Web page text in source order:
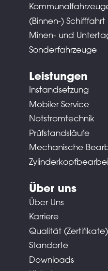
(Binnen-) Schifffahrt
Minen- und
Sonderfahrzeuge
Leistungen
Instandsetzung
Mobiler Service
Notstromtechnik
Prüfstandsläufe
Mechanische
Über uns
Über Uns
Karriere
Qualität (Zertifikate)
Standorte
Downloads